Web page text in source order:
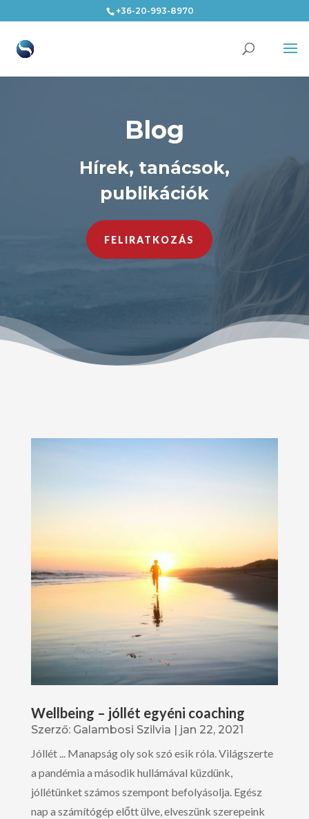
+36-20-993-8970
Blog
Hírek, tanácsok,
publikációk
FELIRATKOZÁS
Wellbeing – jóllét egyéni coaching
Szerző: Galambosi Szilvia
jan 22, 2021
Jóllét ... Manapság oly sok szó esik róla. Világszerte
a pandémia a második hullámával küzdünk,
jóllétünket számos szempont befolyásolja. Egész
nap a számítógép előtt ülve, elveszünk szerepeink